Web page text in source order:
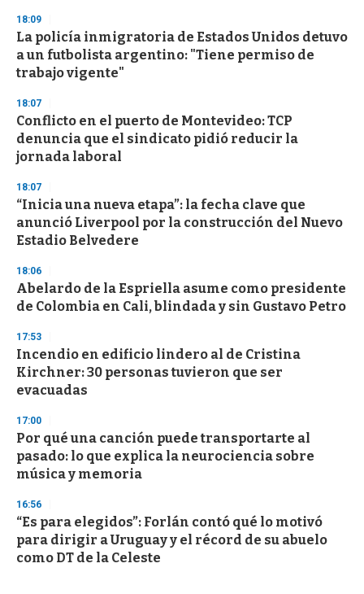
s
e
c
o
n
18:09
La policía inmigratoria de Estados Unidos detuvo
a un futbolista argentino: "Tiene permiso de
trabajo vigente"
18:07
Conflicto en el puerto de Montevideo: TCP
denuncia que el sindicato pidió reducir la
jornada laboral
18:07
“Inicia una nueva etapa”: la fecha clave que
anunció Liverpool por la construcción del Nuevo
Estadio Belvedere
18:06
Abelardo de la Espriella asume como presidente
de Colombia en Cali, blindada y sin Gustavo Petro
17:53
Incendio en edificio lindero al de Cristina
Kirchner: 30 personas tuvieron que ser
evacuadas
17:00
Por qué una canción puede transportarte al
pasado: lo que explica la neurociencia sobre
música y memoria
16:56
“Es para elegidos”: Forlán contó qué lo motivó
para dirigir a Uruguay y el récord de su abuelo
como DT de la Celeste